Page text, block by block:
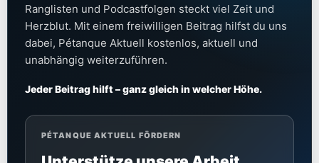
Ranglisten und Podcastfolgen steckt viel Zeit und
Herzblut. Mit einem freiwilligen Beitrag hilfst du uns
dabei, Pétanque Aktuell kostenlos, aktuell und
unabhängig weiterzuführen.
Jeder Beitrag hilft – ganz gleich in welcher Höhe.
PÉTANQUE AKTUELL FÖRDERN